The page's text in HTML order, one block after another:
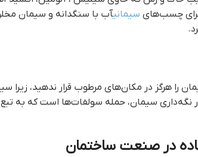
چسب‌های سیمانیآب با سنگدانه و سیمان
را هرگز در مکان‌های مرطوب قرار ندهید،
نگه‌داری سیمان، حمله سولفات‌ها است که
در صنعت ساختمان